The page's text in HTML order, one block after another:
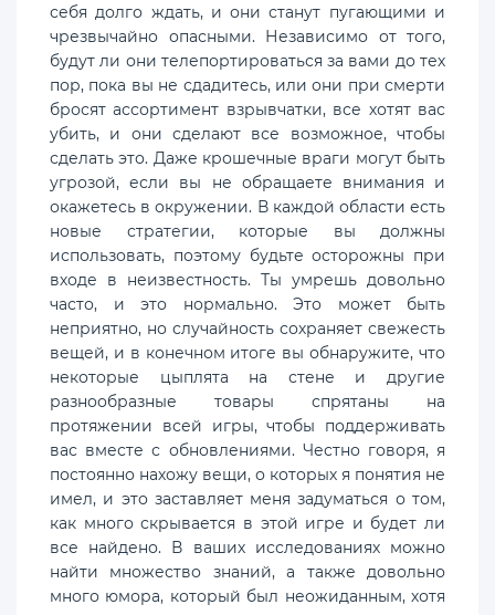
себя долго ждать, и они станут пугающими и
чрезвычайно опасными. Независимо от того,
будут ли они телепортироваться за вами до тех
пор, пока вы не сдадитесь, или они при смерти
бросят ассортимент взрывчатки, все хотят вас
убить, и они сделают все возможное, чтобы
сделать это. Даже крошечные враги могут быть
угрозой, если вы не обращаете внимания и
окажетесь в окружении. В каждой области есть
новые стратегии, которые вы должны
использовать, поэтому будьте осторожны при
входе в неизвестность. Ты умрешь довольно
часто, и это нормально. Это может быть
неприятно, но случайность сохраняет свежесть
вещей, и в конечном итоге вы обнаружите, что
некоторые цыплята на стене и другие
разнообразные товары спрятаны на
протяжении всей игры, чтобы поддерживать
вас вместе с обновлениями. Честно говоря, я
постоянно нахожу вещи, о которых я понятия не
имел, и это заставляет меня задуматься о том,
как много скрывается в этой игре и будет ли
все найдено. В ваших исследованиях можно
найти множество знаний, а также довольно
много юмора, который был неожиданным, хотя